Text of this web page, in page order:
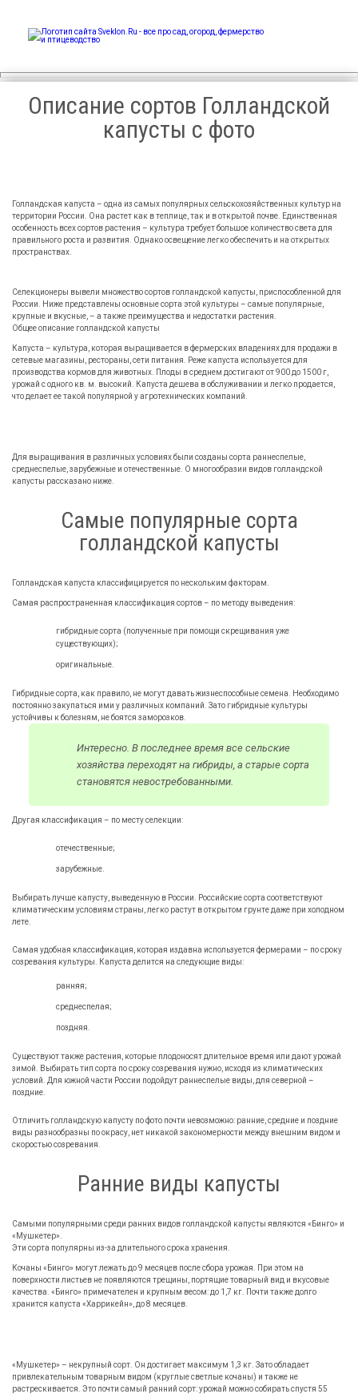
огород, фермерство и
птицеводство
Описание сортов Голландской
капусты с фото
Голландская капуста – одна из самых популярных сельскохозяйственных культур на
территории России. Она растет как в теплице, так и в открытой почве. Единственная
особенность всех сортов растения – культура требует большое количество света для
правильного роста и развития. Однако освещение легко обеспечить и на открытых
пространствах.
Селекционеры вывели множество сортов голландской капусты, приспособленной для
России. Ниже представлены основные сорта этой культуры – самые популярные,
крупные и вкусные, – а также преимущества и недостатки растения.
Общее описание голландской капусты
Капуста – культура, которая выращивается в фермерских владениях для продажи в
сетевые магазины, рестораны, сети питания. Реже капуста используется для
производства кормов для животных. Плоды в среднем достигают от 900 до 1500 г,
урожай с одного кв. м. высокий. Капуста дешева в обслуживании и легко продается,
что делает ее такой популярной у агротехнических компаний.
Для выращивания в различных условиях были созданы сорта раннеспелые,
среднеспелые, зарубежные и отечественные. О многообразии видов голландской
капусты рассказано ниже.
Самые популярные сорта
голландской капусты
Голландская капуста классифицируется по нескольким факторам.
Самая распространенная классификация сортов – по методу выведения:
гибридные сорта (полученные при помощи скрещивания уже
существующих);
оригинальные.
Гибридные сорта, как правило, не могут давать жизнеспособные семена. Необходимо
постоянно закупаться ими у различных компаний. Зато гибридные культуры
устойчивы к болезням, не боятся заморозков.
Интересно. В последнее время все сельские
хозяйства переходят на гибриды, а старые сорта
становятся невостребованными.
Другая классификация – по месту селекции:
отечественные;
зарубежные.
Выбирать лучше капусту, выведенную в России. Российские сорта соответствуют
климатическим условиям страны, легко растут в открытом грунте даже при холодном
лете.
Самая удобная классификация, которая издавна используется фермерами – по сроку
созревания культуры. Капуста делится на следующие виды:
ранняя;
среднеспелая;
поздняя.
Существуют также растения, которые плодоносят длительное время или дают урожай
зимой. Выбирать тип сорта по сроку созревания нужно, исходя из климатических
условий. Для южной части России подойдут раннеспелые виды, для северной –
поздние.
Отличить голландскую капусту по фото почти невозможно: ранние, средние и поздние
виды разнообразны по окрасу, нет никакой закономерности между внешним видом и
скоростью созревания.
Ранние виды капусты
Самыми популярными среди ранних видов голландской капусты являются «Бинго» и
«Мушкетер».
Эти сорта популярны из-за длительного срока хранения.
Кочаны «Бинго» могут лежать до 9 месяцев после сбора урожая. При этом на
поверхности листьев не появляются трещины, портящие товарный вид и вкусовые
качества. «Бинго» примечателен и крупным весом: до 1,7 кг. Почти также долго
хранится капуста «Харрикейн», до 8 месяцев.
«Мушкетер» – некрупный сорт. Он достигает максимум 1,3 кг. Зато обладает
привлекательным товарным видом (круглые светлые кочаны) и также не
растрескивается. Это почти самый ранний сорт: урожай можно собирать спустя 55